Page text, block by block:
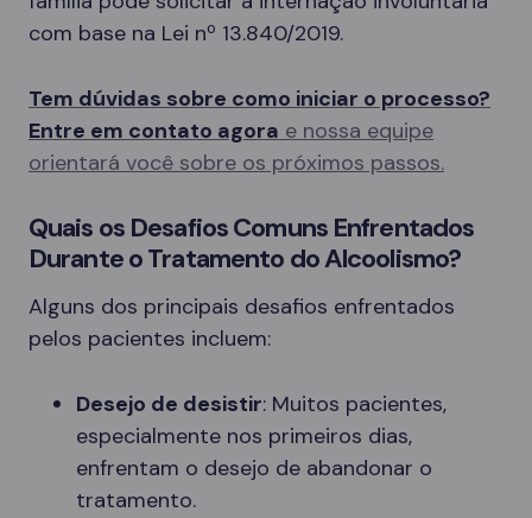
com base na Lei nº 13.840/2019.
Tem dúvidas sobre como iniciar o processo?
Entre em contato agora e nossa equipe
orientará você sobre os próximos passos.
Quais os Desafios Comuns Enfrentados
Durante o Tratamento do Alcoolismo?
Alguns dos principais desafios enfrentados
pelos pacientes incluem:
Desejo de desistir: Muitos pacientes,
especialmente nos primeiros dias,
enfrentam o desejo de abandonar o
tratamento.